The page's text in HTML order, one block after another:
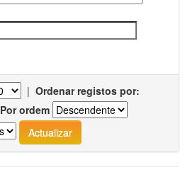
| Ordenar registos por:
Por ordem